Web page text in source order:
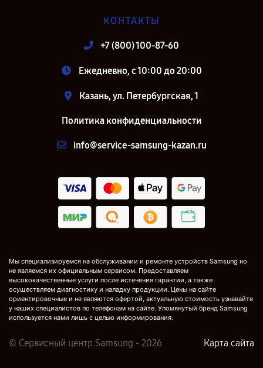
КОНТАКТЫ
+7 (800) 100-87-60
Ежедневно, с 10:00 до 20:00
Казань, ул. Петербургская, 1
Политика конфиденциальности
info@service-samsung-kazan.ru
Мы специализируемся на обслуживании и ремонте устройств Samsung но
не являемся их официальным сервисом. Предоставляем
высококачественные услуги после истечения гарантии, а также
осуществляем диагностику и наладку продукции. Цены на сайте
ориентировочные и не являются офертой, актуальную стоимость узнавайте
у наших специалистов по телефонам на сайте. Упомянутый бренд Samsung
используется нами лишь с целью информирования.
© Сервисный центр Samsung - 2026 Карта сайта